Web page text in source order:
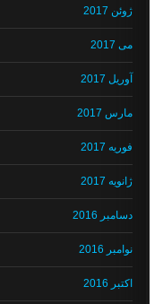
ژوئن 2017
می 2017
آوریل 2017
مارس 2017
فوریه 2017
ژانویه 2017
دسامبر 2016
نوامبر 2016
اکتبر 2016